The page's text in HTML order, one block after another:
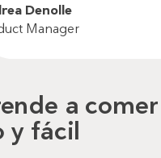
Denolle
Manager
a
y fácil